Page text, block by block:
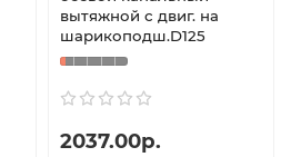
вытяжной с двиг. на
шарикоподш.D125
2037.00р.